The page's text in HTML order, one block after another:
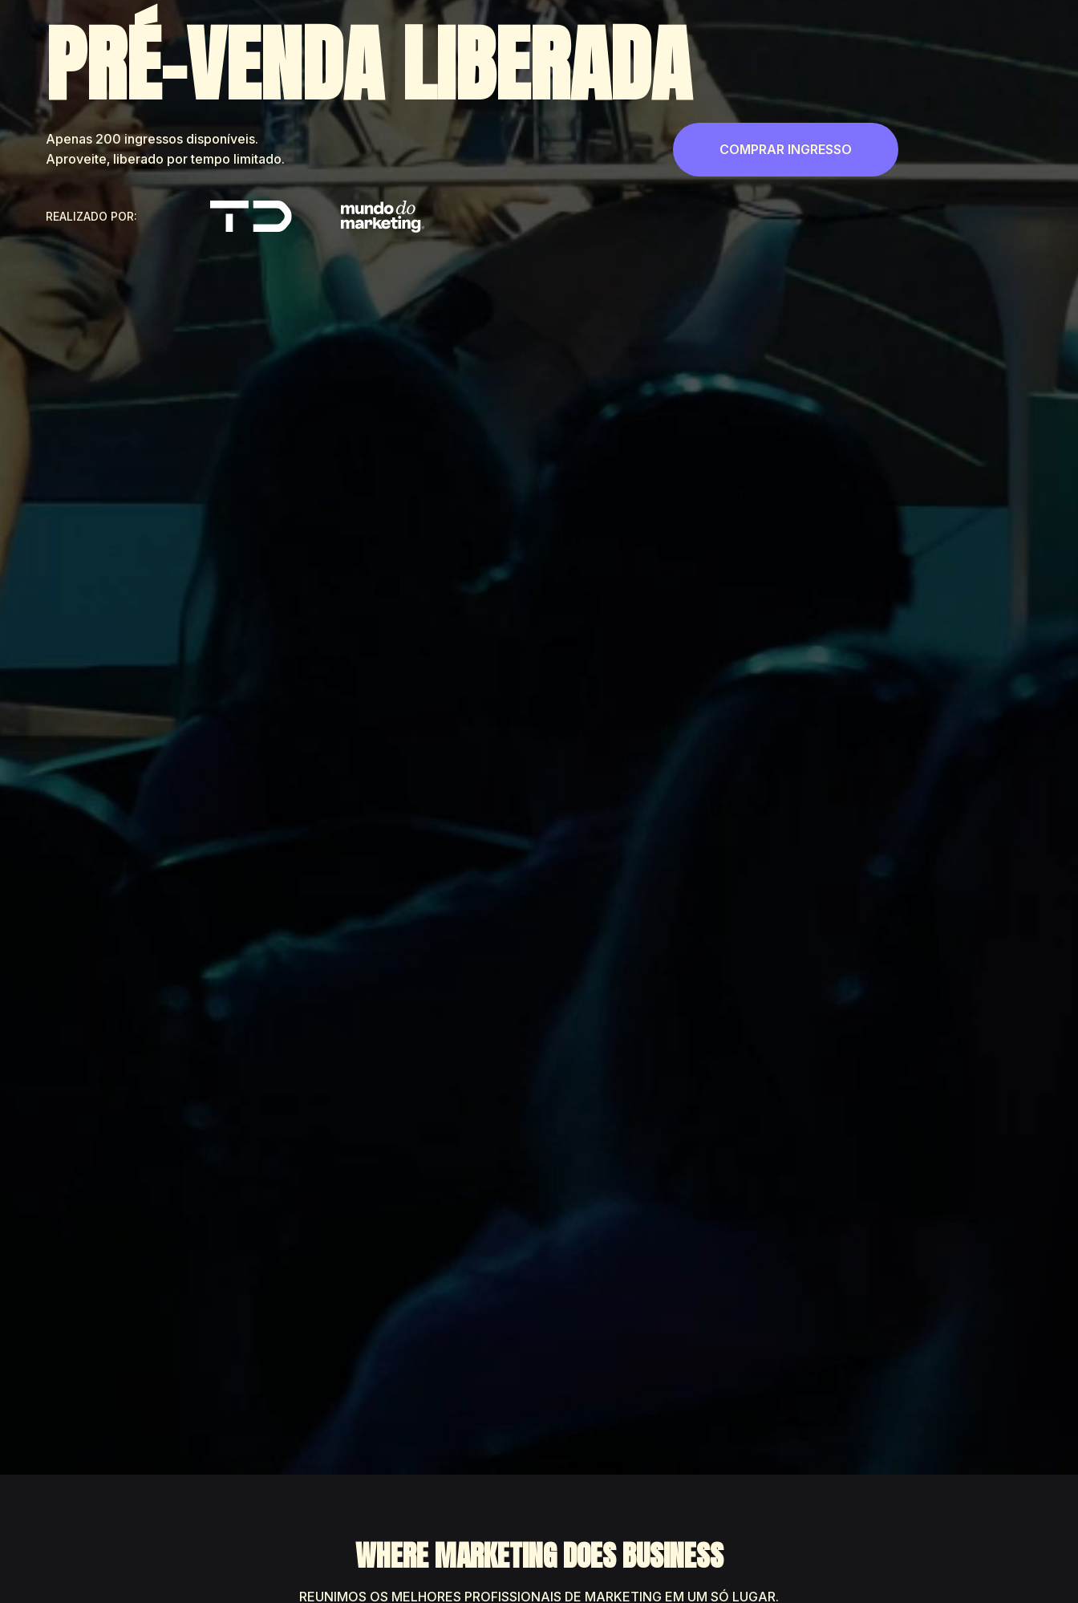
PRÉ-VENDA LIBERADA
Apenas 200 ingressos disponíveis.
Aproveite, liberado por tempo limitado.
COMPRAR INGRESSO
REALIZADO POR:
WHERE MARKETING DOES BUSINESS
REUNIMOS OS MELHORES PROFISSIONAIS DE MARKETING EM UM SÓ LUGAR.